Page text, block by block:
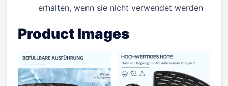
erhalten, wenn sie nicht verwendet werden
Product Images